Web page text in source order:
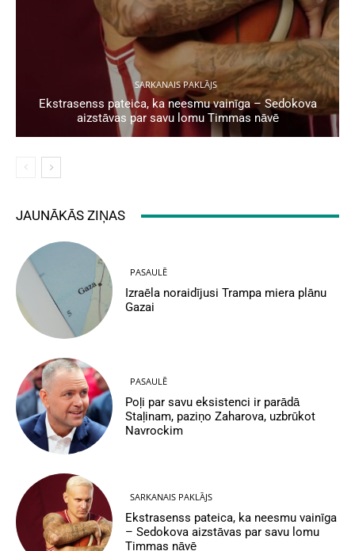
SARKANAIS PAKLĀJS
Ekstrasenss pateica, ka neesmu vainīga – Sedokova
aizstāvas par savu lomu Timmas nāvē
JAUNĀKĀS ZIŅAS
PASAULĒ
Izraēla noraidījusi Trampa miera plānu
Gazai
PASAULĒ
Poļi par savu eksistenci ir parādā
Staļinam, paziņo Zaharova, uzbrūkot
Navrockim
SARKANAIS PAKLĀJS
Ekstrasenss pateica, ka neesmu vainīga
– Sedokova aizstāvas par savu lomu
Timmas nāvē